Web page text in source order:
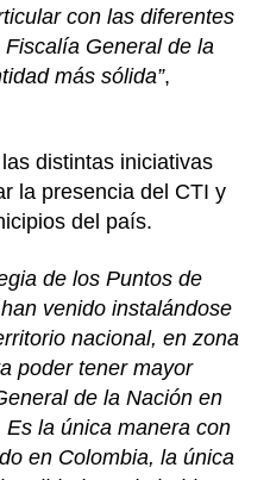
con las diferentes
General de la
más sólida”,
distintas iniciativas
la presencia del CTI y
del país.
de los Puntos de
venido instalándose
nacional, en zona
poder tener mayor
de la Nación en
la única manera con
en Colombia, la única